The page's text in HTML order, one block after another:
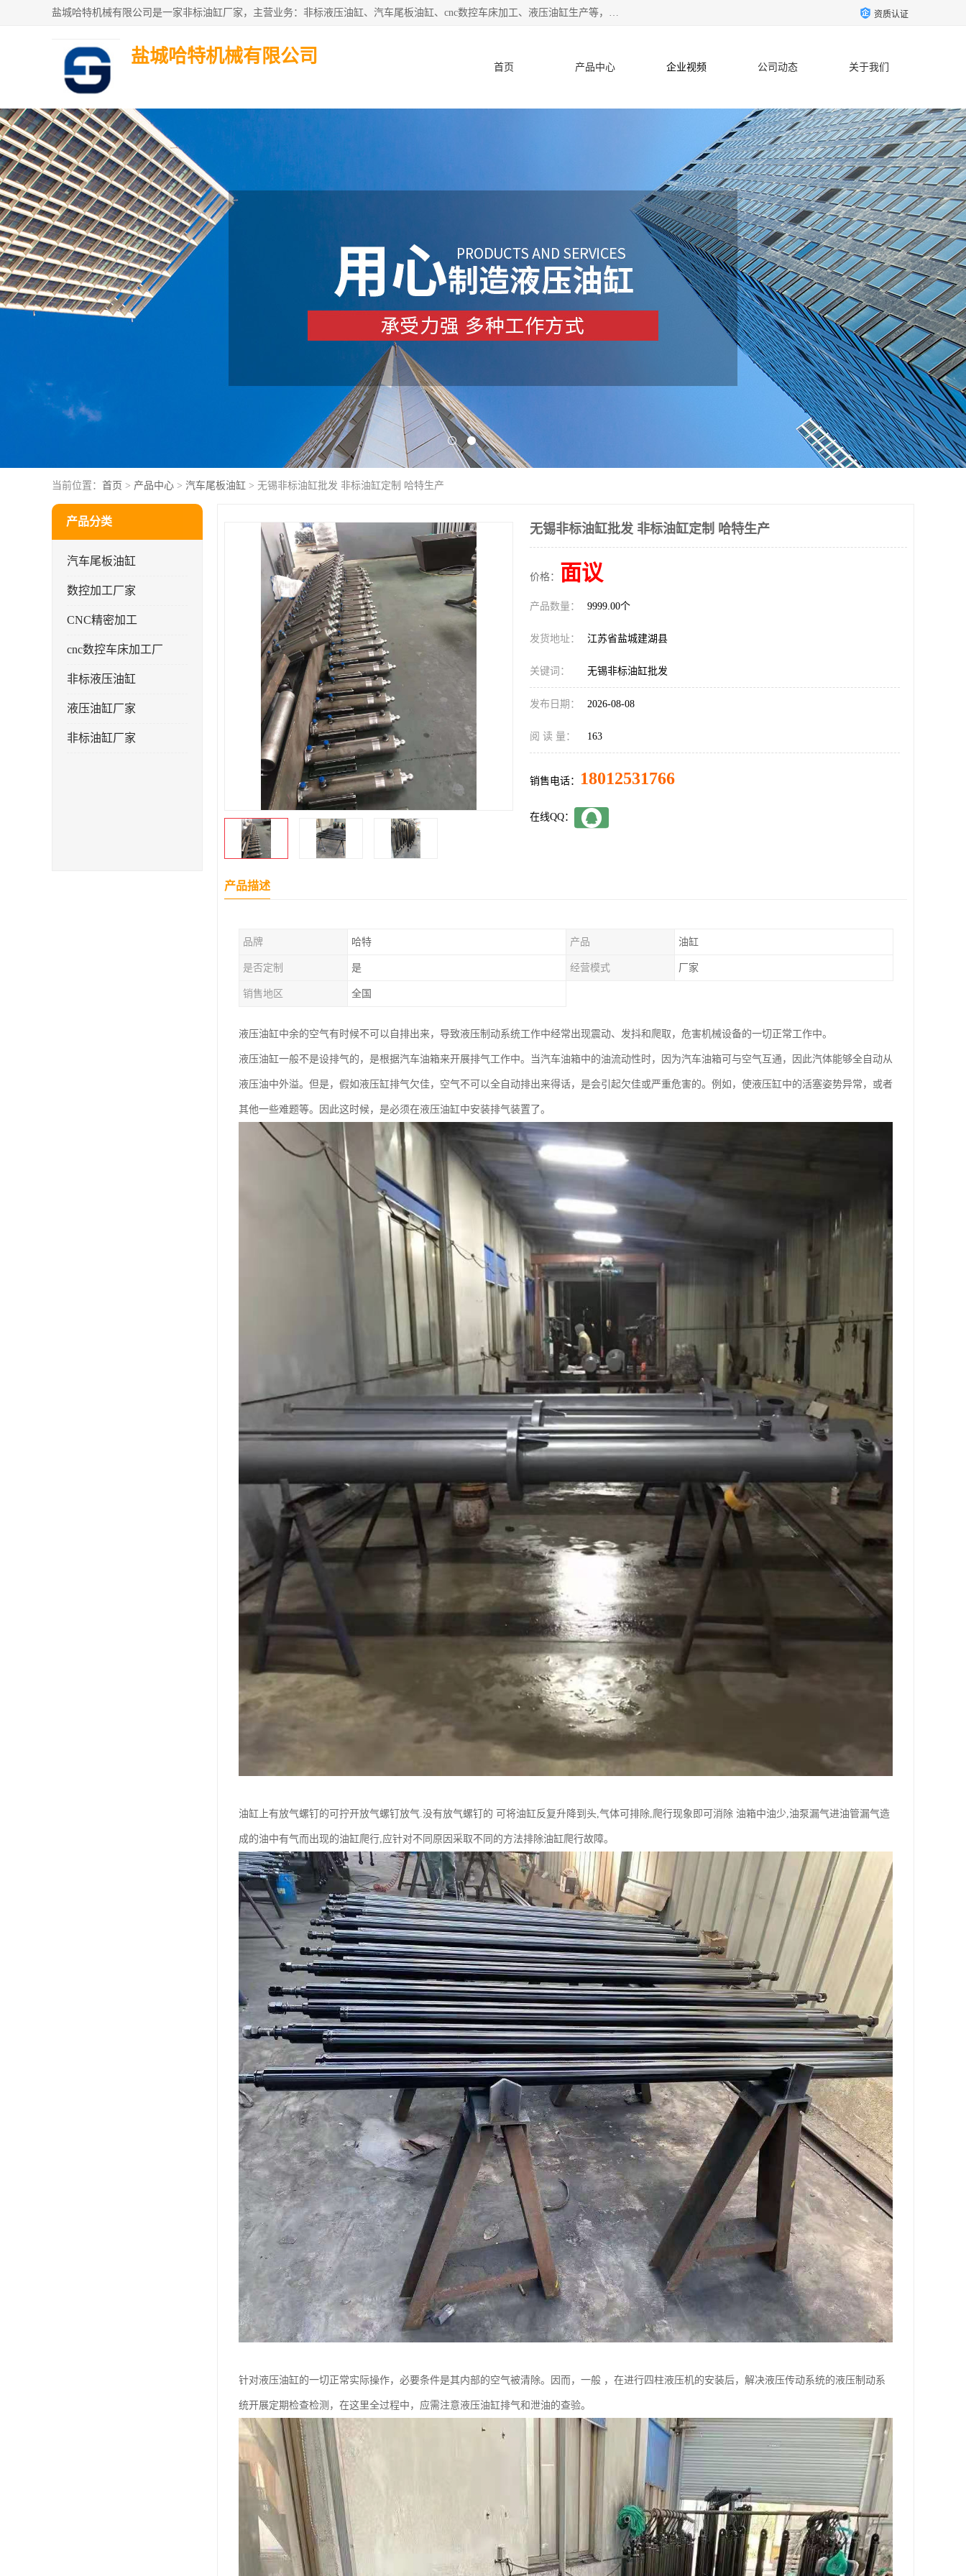
盐城哈特机械有限公司是一家非标油缸厂家，主营业务：非标液压油缸、汽车尾板油缸、cnc数控车床加工、液压油缸生产等，公司已通过了 ISO9000 质、量管理体系认证和 ISO14001、环境管理体系认证,力求成为一家以技术实力著称的多元化机械制造企业。 资质认证
盐城哈特机械有限公司
首页 产品中心 企业视频 公司动态 关于我们
当前位置： 首页 > 产品中心 > 汽车尾板油缸 > 无锡非标油缸批发 非标油缸定制 哈特生产
产品分类
汽车尾板油缸
数控加工厂家
CNC精密加工
cnc数控车床加工厂
非标液压油缸
液压油缸厂家
非标油缸厂家
无锡非标油缸批发 非标油缸定制 哈特生产
价格： 面议
产品数量： 9999.00个
发货地址： 江苏省盐城建湖县
关键词： 无锡非标油缸批发
发布日期： 2026-08-08
阅 读 量： 163
销售电话： 18012531766
在线QQ：
产品描述
品牌 哈特 产品 油缸
是否定制 是 经营模式 厂家
销售地区 全国
液压油缸中余的空气有时候不可以自排出来，导致液压制动系统工作中经常出现震动、发抖和爬取，危害机械设备的一切正常工作中。
液压油缸一般不是设排气的，是根据汽车油箱来开展排气工作中。当汽车油箱中的油流动性时，因为汽车油箱可与空气互通，因此汽体能够全自动从
液压油中外溢。但是，假如液压缸排气欠佳，空气不可以全自动排出来得话，是会引起欠佳或严重危害的。例如，使液压缸中的活塞姿势异常，或者
其他一些难题等。因此这时候，是必须在液压油缸中安装排气装置了。
油缸上有放气螺钉的可拧开放气螺钉放气.没有放气螺钉的 可将油缸反复升降到头,气体可排除,爬行现象即可消除 油箱中油少,油泵漏气进油管漏气造
成的油中有气而出现的油缸爬行,应针对不同原因采取不同的方法排除油缸爬行故障。
针对液压油缸的一切正常实际操作，必要条件是其内部的空气被清除。因而，一般 ，在进行四柱液压机的安装后，解决液压传动系统的液压制动系
统开展定期检查检测，在这里全过程中，应需注意液压油缸排气和泄油的查验。